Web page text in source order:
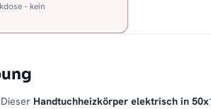
– kein
Handtuchheizkörper elektrisch in